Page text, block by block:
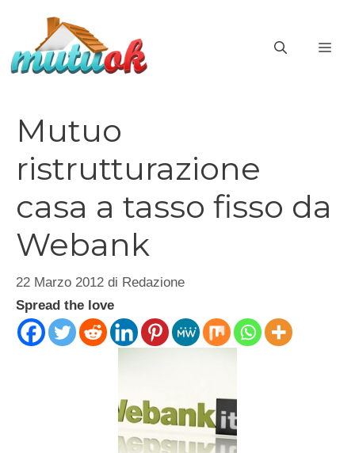
contenuto
Mutuo
ristrutturazione
casa a tasso fisso da
Webank
22 Marzo 2012 di Redazione
Spread the love